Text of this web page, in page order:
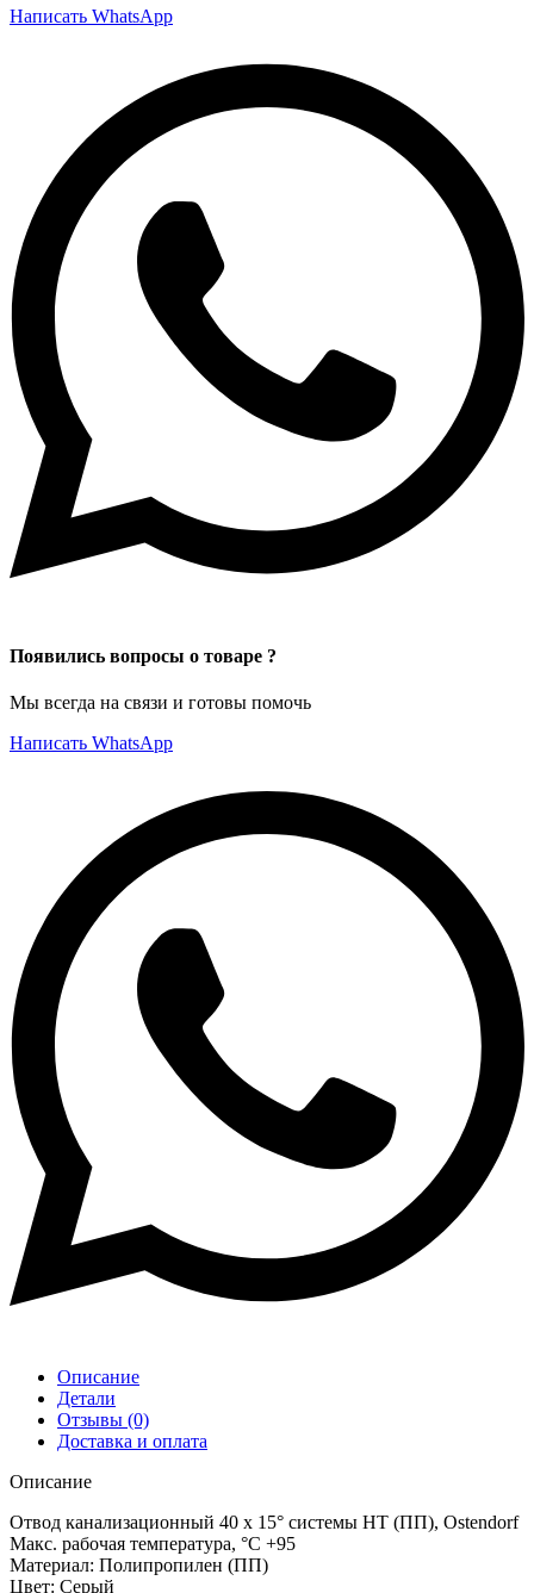
Написать WhatsApp
Появились вопросы о товаре ?
Мы всегда на связи и готовы помочь
Написать WhatsApp
Описание
Детали
Отзывы (0)
Доставка и оплата
Описание
Отвод канализационный 40 x 15° системы HT (ПП), Ostendorf
Макс. рабочая температура, °C +95
Материал: Полипропилен (ПП)
Цвет: Серый